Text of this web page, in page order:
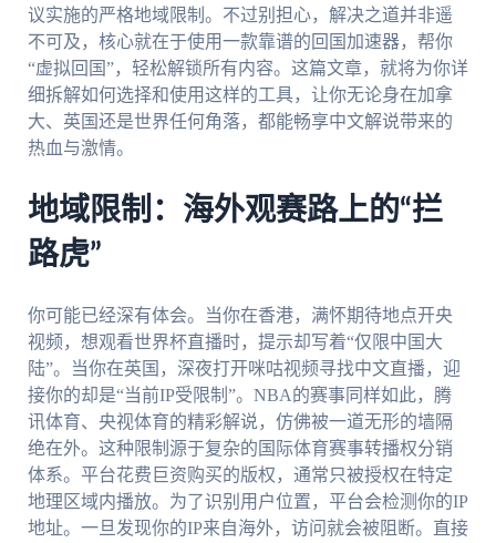
议实施的严格地域限制。不过别担心，解决之道并非遥
不可及，核心就在于使用一款靠谱的回国加速器，帮你
“虚拟回国”，轻松解锁所有内容。这篇文章，就将为你详
细拆解如何选择和使用这样的工具，让你无论身在加拿
大、英国还是世界任何角落，都能畅享中文解说带来的
热血与激情。
地域限制：海外观赛路上的“拦
路虎”
你可能已经深有体会。当你在香港，满怀期待地点开央
视频，想观看世界杯直播时，提示却写着“仅限中国大
陆”。当你在英国，深夜打开咪咕视频寻找中文直播，迎
接你的却是“当前IP受限制”。NBA的赛事同样如此，腾
讯体育、央视体育的精彩解说，仿佛被一道无形的墙隔
绝在外。这种限制源于复杂的国际体育赛事转播权分销
体系。平台花费巨资购买的版权，通常只被授权在特定
地理区域内播放。为了识别用户位置，平台会检测你的IP
地址。一旦发现你的IP来自海外，访问就会被阻断。直接